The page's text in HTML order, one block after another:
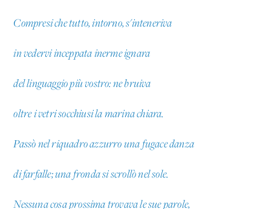
Compresi che tutto, intorno, s'inteneriva
in vedervi inceppata inerme ignara
del linguaggio più vostro: ne bruiva
oltre i vetri socchiusi la marina chiara.
Passò nel riquadro azzurro una fugace danza
di farfalle; una fronda si scrollò nel sole.
Nessuna cosa prossima trovava le sue parole,